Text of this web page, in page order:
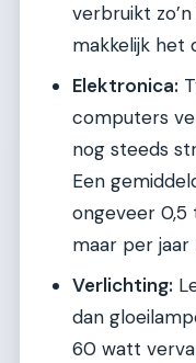
verbruikt
makkelijk het
Elektronica:
computers
nog steeds
Een
ongeveer 0,5
maar per
Verlichting:
dan
60 watt